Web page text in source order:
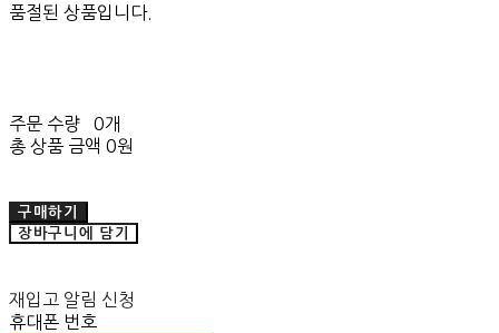
품절된 상품입니다.
주문 수량
0개
총 상품 금액 0원
구매하기
장바구니에 담기
재입고 알림 신청
휴대폰 번호